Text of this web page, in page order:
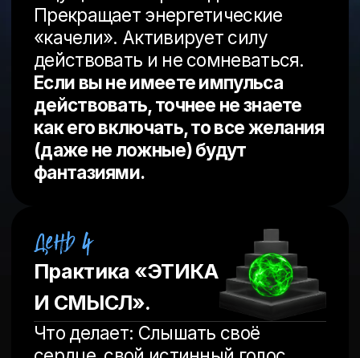
Практика
«ИНТУИЦИЯ КАК
СВЕРХСПОСОБНОСТИ».
Что делает: Снимает ментальный
туман, останавливает бег
мыслей. Ваш «ВХОД В
ИНТУИЦИЮ» а именно
Без связи со своей интуицией, вы
можете потратить время своей
жизни на чужие идеи и вечные
сомнения.
Практика